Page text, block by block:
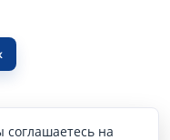
соглашаетесь на